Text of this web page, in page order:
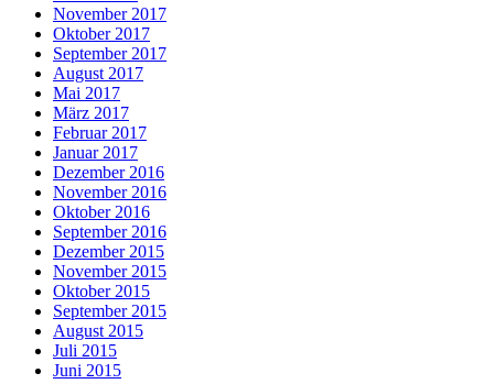
November 2017
Oktober 2017
September 2017
August 2017
Mai 2017
März 2017
Februar 2017
Januar 2017
Dezember 2016
November 2016
Oktober 2016
September 2016
Dezember 2015
November 2015
Oktober 2015
September 2015
August 2015
Juli 2015
Juni 2015